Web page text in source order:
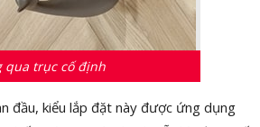
qua trục cố định
đầu, kiểu lắp đặt này được ứng dụng